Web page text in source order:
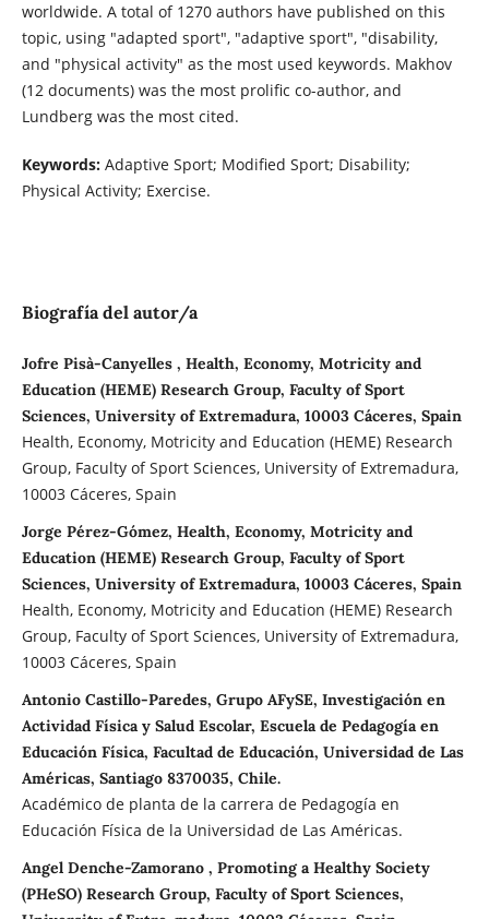
worldwide. A total of 1270 authors have published on this
topic, using "adapted sport", "adaptive sport", "disability,
and "physical activity" as the most used keywords. Makhov
(12 documents) was the most prolific co-author, and
Lundberg was the most cited.
Keywords:Adaptive Sport; Modified Sport; Disability;
Physical Activity; Exercise.
Biografía del autor/a
Jofre Pisà-Canyelles , Health, Economy, Motricity and
Education (HEME) Research Group, Faculty of Sport
Sciences, University of Extremadura, 10003 Cáceres, Spain
Health, Economy, Motricity and Education (HEME) Research
Group, Faculty of Sport Sciences, University of Extremadura,
10003 Cáceres, Spain
Jorge Pérez-Gómez, Health, Economy, Motricity and
Education (HEME) Research Group, Faculty of Sport
Sciences, University of Extremadura, 10003 Cáceres, Spain
Health, Economy, Motricity and Education (HEME) Research
Group, Faculty of Sport Sciences, University of Extremadura,
10003 Cáceres, Spain
Antonio Castillo-Paredes, Grupo AFySE, Investigación en
Actividad Física y Salud Escolar, Escuela de Pedagogía en
Educación Física, Facultad de Educación, Universidad de Las
Américas, Santiago 8370035, Chile.
Académico de planta de la carrera de Pedagogía en
Educación Física de la Universidad de Las Américas.
Angel Denche-Zamorano , Promoting a Healthy Society
(PHeSO) Research Group, Faculty of Sport Sciences,